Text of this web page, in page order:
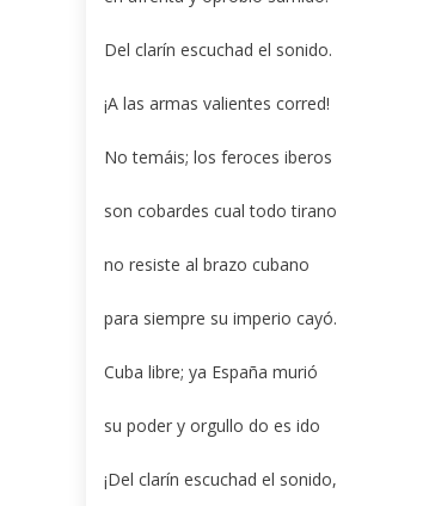
Del clarín escuchad el sonido.
¡A las armas valientes corred!
No temáis; los feroces iberos
son cobardes cual todo tirano
no resiste al brazo cubano
para siempre su imperio cayó.
Cuba libre; ya España murió
su poder y orgullo do es ido
¡Del clarín escuchad el sonido,